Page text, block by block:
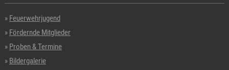
Feuerwehrjugend
Fördernde Mitglieder
Proben & Termine
Bildergalerie